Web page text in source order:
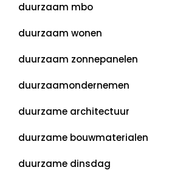
duurzaam mbo
duurzaam wonen
duurzaam zonnepanelen
duurzaamondernemen
duurzame architectuur
duurzame bouwmaterialen
duurzame dinsdag